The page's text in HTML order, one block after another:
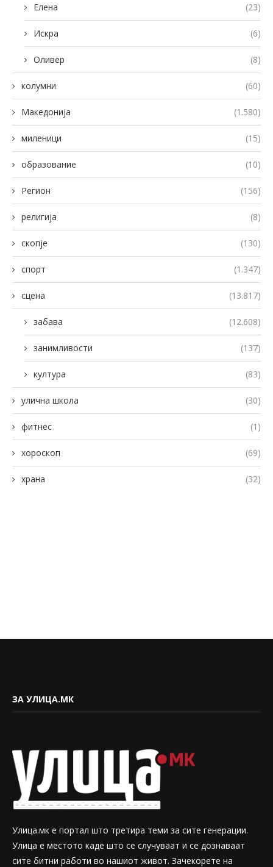
Елена (23)
Искра (6)
Оливер (8)
колумни (60)
Македонија (1.580)
миленици (15)
образование (10)
Регион (156)
религија (8)
скопје (130)
спорт (1.347)
сцена (13.817)
забава (12.608)
занимливости (137)
култура (83)
улична школа (30)
фитнес (1)
хороскоп (69)
храна (32)
ЗА УЛИЦА.МК
Улица.мк е портал што третира теми за сите генерации.
Улица е местото каде што се случуваат и се дознаваат
сите битни работи во нашиот живот. Зачекорете на